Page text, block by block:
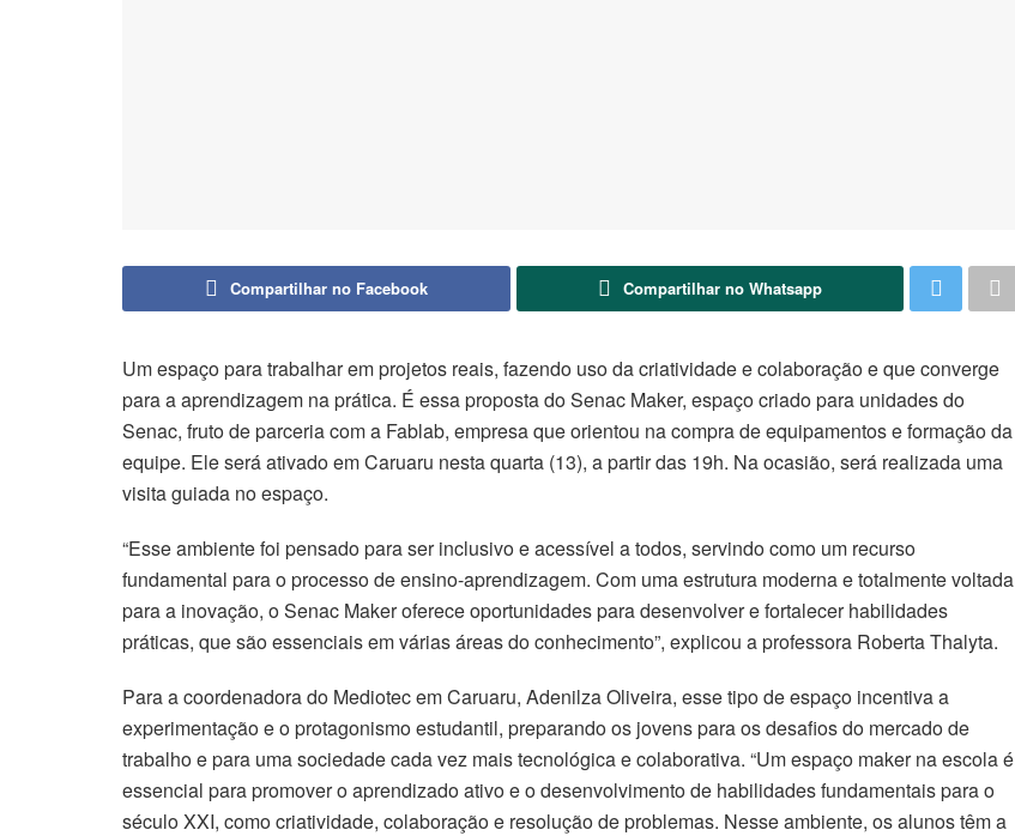
Compartilhar no Facebook Compartilhar no Whatsapp
Um espaço para trabalhar em projetos reais, fazendo uso da criatividade e colaboração e que converge
para a aprendizagem na prática. É essa proposta do Senac Maker, espaço criado para unidades do
Senac, fruto de parceria com a Fablab, empresa que orientou na compra de equipamentos e formação da
equipe. Ele será ativado em Caruaru nesta quarta (13), a partir das 19h. Na ocasião, será realizada uma
visita guiada no espaço.
“Esse ambiente foi pensado para ser inclusivo e acessível a todos, servindo como um recurso
fundamental para o processo de ensino-aprendizagem. Com uma estrutura moderna e totalmente voltada
para a inovação, o Senac Maker oferece oportunidades para desenvolver e fortalecer habilidades
práticas, que são essenciais em várias áreas do conhecimento”, explicou a professora Roberta Thalyta.
Para a coordenadora do Mediotec em Caruaru, Adenilza Oliveira, esse tipo de espaço incentiva a
experimentação e o protagonismo estudantil, preparando os jovens para os desafios do mercado de
trabalho e para uma sociedade cada vez mais tecnológica e colaborativa. “Um espaço maker na escola é
essencial para promover o aprendizado ativo e o desenvolvimento de habilidades fundamentais para o
século XXI, como criatividade, colaboração e resolução de problemas. Nesse ambiente, os alunos têm a